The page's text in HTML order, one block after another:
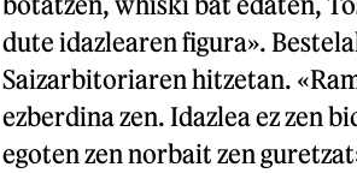
dute idazlearen figura».
Saizarbitoriaren hitzetan.
ezberdina zen. Idazlea ez zen
egoten zen norbait zen